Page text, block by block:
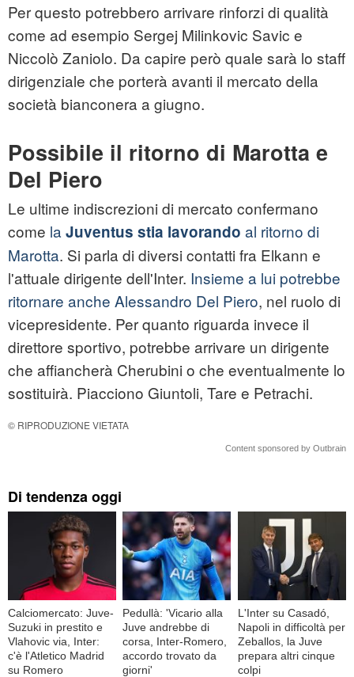
Per questo potrebbero arrivare rinforzi di qualità
come ad esempio Sergej Milinkovic Savic e
Niccolò Zaniolo. Da capire però quale sarà lo staff
dirigenziale che porterà avanti il mercato della
società bianconera a giugno.
Possibile il ritorno di Marotta e
Del Piero
Le ultime indiscrezioni di mercato confermano
come la Juventus stia lavorando al ritorno di
Marotta. Si parla di diversi contatti fra Elkann e
l'attuale dirigente dell'Inter. Insieme a lui potrebbe
ritornare anche Alessandro Del Piero, nel ruolo di
vicepresidente. Per quanto riguarda invece il
direttore sportivo, potrebbe arrivare un dirigente
che affiancherà Cherubini o che eventualmente lo
sostituirà. Piacciono Giuntoli, Tare e Petrachi.
© RIPRODUZIONE VIETATA
Content sponsored by Outbrain
Di tendenza oggi
Calciomercato: Juve-
Suzuki in prestito e
Vlahovic via, Inter:
c'è l'Atletico Madrid
su Romero
Pedullà: 'Vicario alla
Juve andrebbe di
corsa, Inter-Romero,
accordo trovato da
giorni'
L'Inter su Casadó,
Napoli in difficoltà per
Zeballos, la Juve
prepara altri cinque
colpi